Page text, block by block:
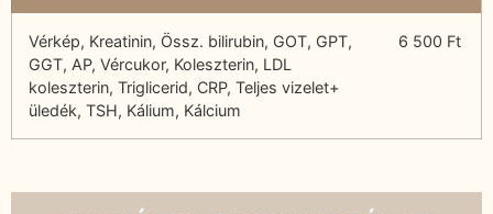
Vérkép, Kreatinin, Össz. bilirubin, GOT, GPT,
GGT, AP, Vércukor, Koleszterin, LDL
koleszterin, Triglicerid, CRP, Teljes vizelet+
üledék, TSH, Kálium, Kálcium
6 500 Ft